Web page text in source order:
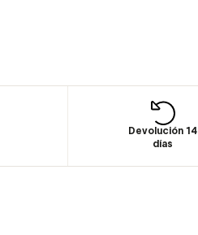
Devolución 14
días